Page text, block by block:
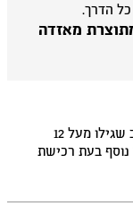
הדרך.
מאזדה
במקרה של אובדן מוחלט או גניבה של רכב שגילו מעל 12
נוסף בעת רכישת